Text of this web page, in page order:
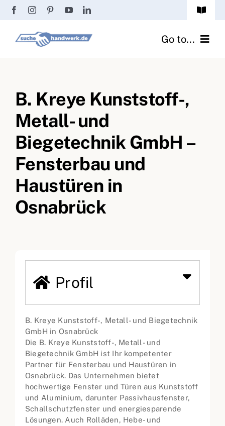
Zum
springen
Toggle
Passwort vergessen? Go to...
Fliesenrechner
Handwerker Ratgeber
Wir über uns
B. Kreye Kunststoff-,
Metall- und
Biegetechnik GmbH –
Fensterbau und
Haustüren in
Osnabrück
Profil
B. Kreye Kunststoff-, Metall- und Biegetechnik
GmbH in Osnabrück
Die B. Kreye Kunststoff-, Metall- und
Biegetechnik GmbH ist Ihr kompetenter
Partner für Fensterbau und Haustüren in
Osnabrück. Das Unternehmen bietet
hochwertige Fenster und Türen aus Kunststoff
und Aluminium, darunter Passivhausfenster,
Schallschutzfenster und energiesparende
Lösungen. Auch Rolläden, Hebe- und